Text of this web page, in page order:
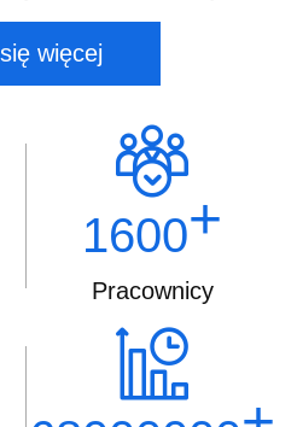
więcej
1600+
Pracownicy